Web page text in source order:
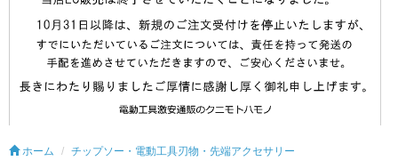
ホーム
チップソー・電動工具刃物・先端アクセサリー